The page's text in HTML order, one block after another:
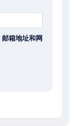
箱地址和网